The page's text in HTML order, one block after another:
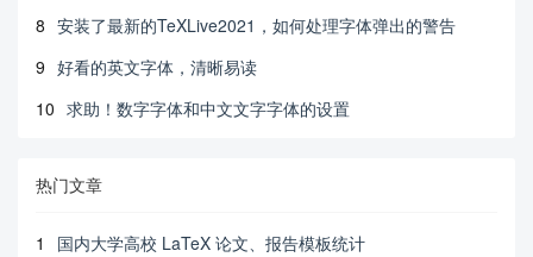
8 安装了最新的TeXLive2021，如何处理字体弹出的警告
9 好看的英文字体，清晰易读
10 求助！数字字体和中文文字字体的设置
热门文章
1
国内大学高校 LaTeX 论文、报告模板统计